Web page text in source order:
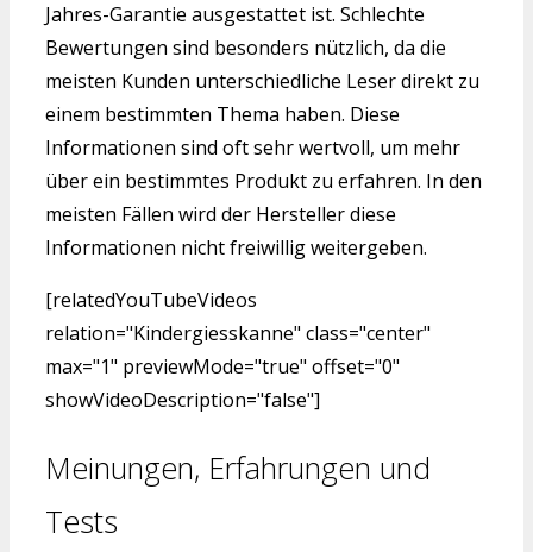
Jahres-Garantie ausgestattet ist. Schlechte
Bewertungen sind besonders nützlich, da die
meisten Kunden unterschiedliche Leser direkt zu
einem bestimmten Thema haben. Diese
Informationen sind oft sehr wertvoll, um mehr
über ein bestimmtes Produkt zu erfahren. In den
meisten Fällen wird der Hersteller diese
Informationen nicht freiwillig weitergeben.
[relatedYouTubeVideos
relation="Kindergiesskanne" class="center"
max="1" previewMode="true" offset="0"
showVideoDescription="false"]
Meinungen, Erfahrungen und
Tests